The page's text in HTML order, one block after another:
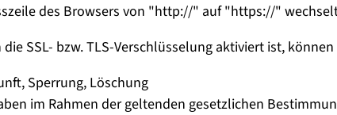
des Browsers von "http://" auf "https://"
die SSL- bzw. TLS-Verschlüsselung aktiviert ist,
Sperrung, Löschung
im Rahmen der geltenden gesetzlichen